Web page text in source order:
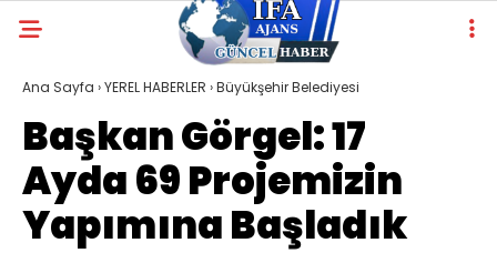
Ana Sayfa ›YEREL HABERLER ›Büyükşehir Belediyesi
Başkan Görgel: 17
Ayda 69 Projemizin
Yapımına Başladık